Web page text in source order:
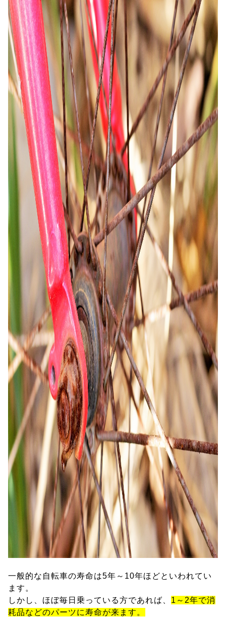
一般的な自転車の寿命は5年～10年ほどといわれてい
ます。
しかし、ほぼ毎日乗っている方であれば、 1～2年で消
耗品などのパーツに寿命が来ます。